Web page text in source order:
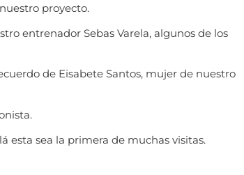
proyecto.
entrenador Sebas Varela, algunos de los
de Eisabete Santos, mujer de nuestro
esta sea la primera de muchas visitas.